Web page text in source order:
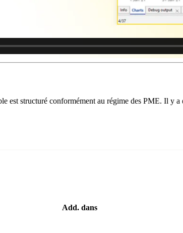
est structuré conformément au régime des PME. Il y a
Add. dans